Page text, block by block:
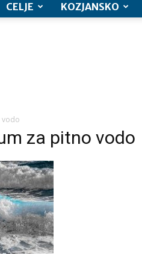
CELJE KOZJANSKO
vodo
za pitno vodo